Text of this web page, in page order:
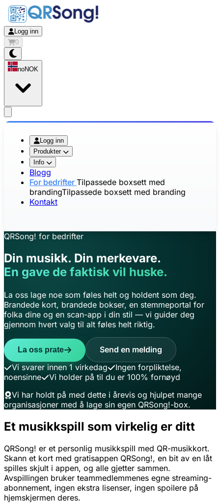
Logg inn
0
noNOK
Logg inn
Produkter
Info
Blogg
For bedrifter Tilpassede boxsett med
brandingTilpassede boxsett med branding
Kontakt
QRSong! for bedrifter
Din musikk. Din merkevare.
En gave de faktisk vil huske.
La oss lage noe som føles helt og holdent som deg.
Brandede kort, brandede bokser, en stemmeportal for
folka dine og en scan-app i din stil — vi guider deg
gjennom hvert valg til alt føles helt riktig.
La oss prate
Send en melding
Vi svarer innen 1 virkedag
Ingen forpliktelse,
noensinne
Vi holder på til du er 100% fornøyd
Vi har holdt på med dette i årevis og hjulpet mange
organisasjoner med å lage sin egen QRSong!-box.
Et musikkspill som virkelig er ditt
QRSong! er et personlig musikkspill med QR-musikkort.
Skann et kort med gratisappen QRSong!, en bit av en låt
spilles skjult i appen, og alle gjetter sammen.
Avspillingen bruker teammedlemmenes egne streaming-
abonnement, ingen ekstra lisenser, ingen spoilere på
hjemskjermen deres.